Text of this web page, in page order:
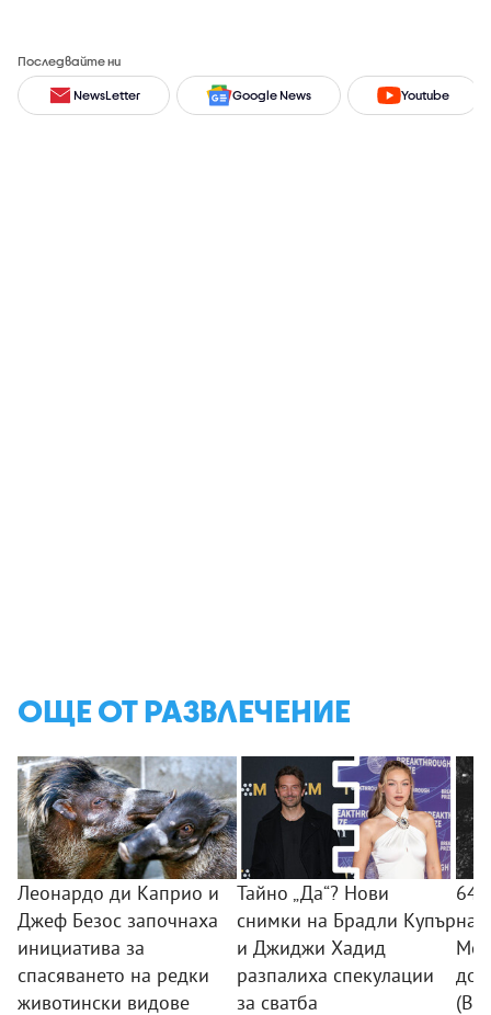
Последвайте ни
NewsLetter Google News Youtube
ОЩЕ ОТ РАЗВЛЕЧЕНИЕ
Леонардо ди Каприо и
Джеф Безос започнаха
инициатива за
спасяването на редки
животински видове
Тайно „Да“? Нови
снимки на Брадли Купър
и Джиджи Хадид
разпалиха спекулации
за сватба
64
на
до